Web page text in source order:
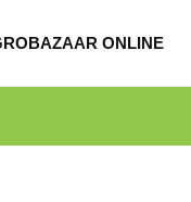
ONLINE